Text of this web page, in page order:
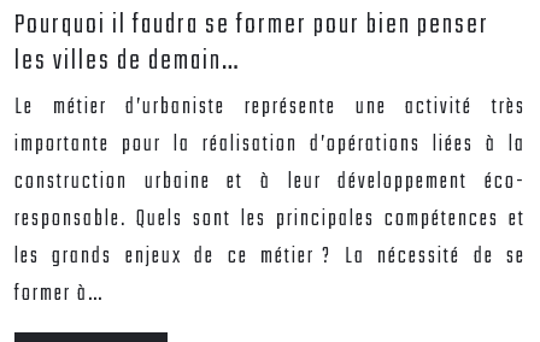
Pourquoi il faudra se former pour bien penser
les villes de demain…
Le métier d’urbaniste représente une activité très
importante pour la réalisation d’opérations liées à la
construction urbaine et à leur développement éco-
responsable. Quels sont les principales compétences et
les grands enjeux de ce métier ? La nécessité de se
former à…